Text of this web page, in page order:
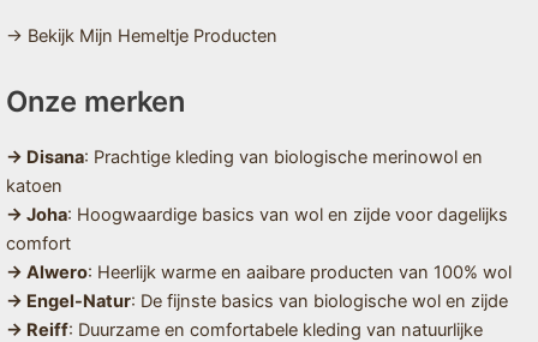
→ Bekijk Mijn Hemeltje Producten
Onze merken
→ Disana: Prachtige kleding van biologische merinowol en
katoen
→ Joha: Hoogwaardige basics van wol en zijde voor dagelijks
comfort
→ Alwero: Heerlijk warme en aaibare producten van 100% wol
→ Engel-Natur: De fijnste basics van biologische wol en zijde
→ Reiff: Duurzame en comfortabele kleding van natuurlijke